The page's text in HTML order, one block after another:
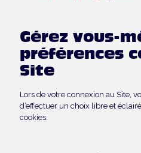
Gérez vous-
préférences
Site
Lors de votre connexion au Site,
d’effectuer un choix libre et
cookies.